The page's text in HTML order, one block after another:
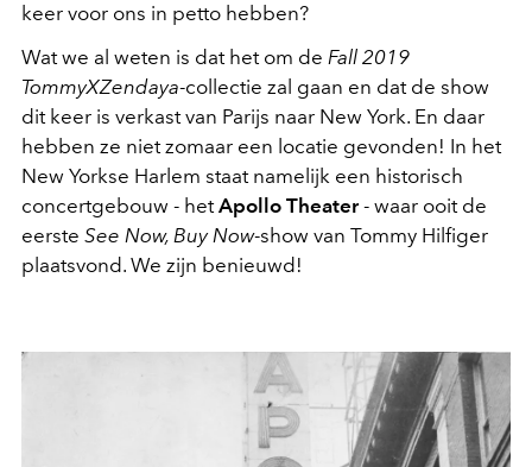
keer voor ons in petto hebben?
Wat we al weten is dat het om de Fall 2019
TommyXZendaya-collectie zal gaan en dat de show
dit keer is verkast van Parijs naar New York. En daar
hebben ze niet zomaar een locatie gevonden! In het
New Yorkse Harlem staat namelijk een historisch
concertgebouw - hetApollo Theater- waar ooit de
eerste See Now, Buy Now-show van Tommy Hilfiger
plaatsvond. We zijn benieuwd!